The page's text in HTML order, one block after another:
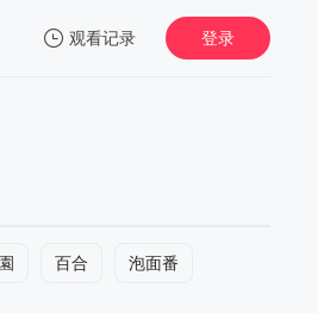
观看记录 登录
百合 泡面番